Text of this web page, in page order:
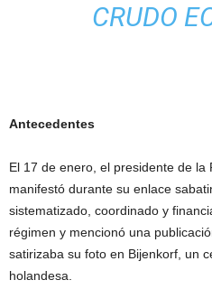
CRUDO
Antecedentes
El 17 de enero, el presidente de la
manifestó durante su enlace
sistematizado, coordinado y
régimen y mencionó una
satirizaba su foto en Bijenkorf, un
holandesa.